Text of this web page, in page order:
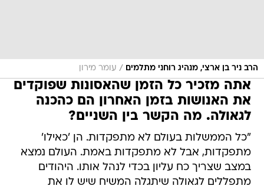
הרב ניר בן ארצי, מנהיג רוחני מתלמים / עומר מירון
אתה מזכיר כל הזמן שהאסונות שפוקדים
את האנושות בזמן האחרון הם כהכנה
לגאולה. מה הקשר בין השניים?
"כל הממשלות בעולם לא מתפקדות. הן 'כאילו'
מתפקדות, אבל לא מתפקדות באמת. העולם נמצא
במצב שצריך כח עליון בכדי לנהל אותו. היהודים
מתפללים לגאולה שיתגלה המשיח שיש לו את